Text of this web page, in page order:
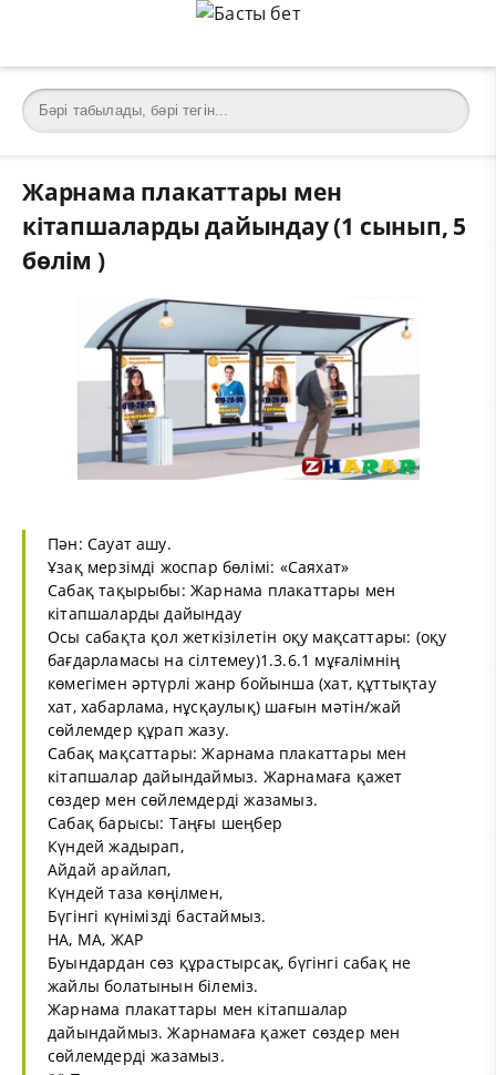
Жарнама плакаттары мен
кітапшаларды дайындау (1 сынып, 5
бөлім )
Пән: Сауат ашу.
Ұзақ мерзімді жоспар бөлімі: «Саяхат»
Сабақ тақырыбы: Жарнама плакаттары мен
кітапшаларды дайындау
Осы сабақта қол жеткізілетін оқу мақсаттары: (оқу
бағдарламасы на сілтемеу)1.3.6.1 мұғалімнің
көмегімен әртүрлі жанр бойынша (хат, құттықтау
хат, хабарлама, нұсқаулық) шағын мәтін/жай
сөйлемдер құрап жазу.
Сабақ мақсаттары: Жарнама плакаттары мен
кітапшалар дайындаймыз. Жарнамаға қажет
сөздер мен сөйлемдерді жазамыз.
Сабақ барысы: Таңғы шеңбер
Күндей жадырап,
Айдай арайлап,
Күндей таза көңілмен,
Бүгінгі күнімізді бастаймыз.
НА, МА, ЖАР
Буындардан сөз құрастырсақ, бүгінгі сабақ не
жайлы болатынын білеміз.
Жарнама плакаттары мен кітапшалар
дайындаймыз. Жарнамаға қажет сөздер мен
сөйлемдерді жазамыз.